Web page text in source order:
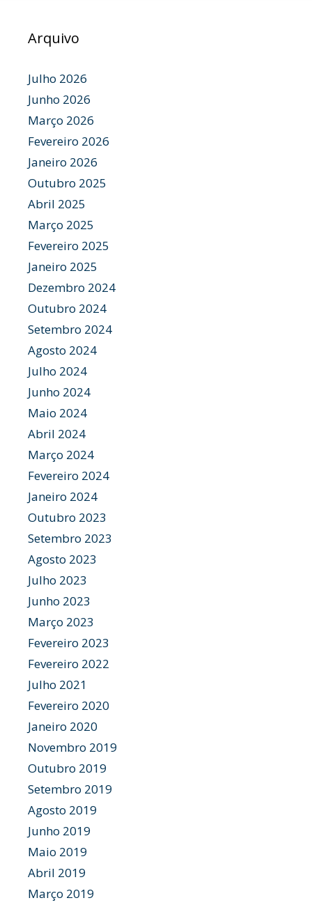
Arquivo
Julho 2026
Junho 2026
Março 2026
Fevereiro 2026
Janeiro 2026
Outubro 2025
Abril 2025
Março 2025
Fevereiro 2025
Janeiro 2025
Dezembro 2024
Outubro 2024
Setembro 2024
Agosto 2024
Julho 2024
Junho 2024
Maio 2024
Abril 2024
Março 2024
Fevereiro 2024
Janeiro 2024
Outubro 2023
Setembro 2023
Agosto 2023
Julho 2023
Junho 2023
Março 2023
Fevereiro 2023
Fevereiro 2022
Julho 2021
Fevereiro 2020
Janeiro 2020
Novembro 2019
Outubro 2019
Setembro 2019
Agosto 2019
Junho 2019
Maio 2019
Abril 2019
Março 2019